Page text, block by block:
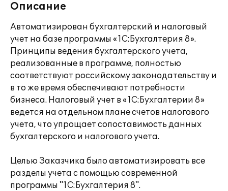
Описание
Автоматизирован бухгалтерский и налоговый
учет на базе программы «1С:Бухгалтерия 8».
Принципы ведения бухгалтерского учета,
реализованные в программе, полностью
соответствуют российскому законодательству и
в то же время обеспечивают потребности
бизнеса. Налоговый учет в «1С:Бухгалтерии 8»
ведется на отдельном плане счетов налогового
учета, что упрощает сопоставимость данных
бухгалтерского и налогового учета.
Целью Заказчика было автоматизировать все
разделы учета с помощью современной
программы "1С:Бухгалтерия 8".